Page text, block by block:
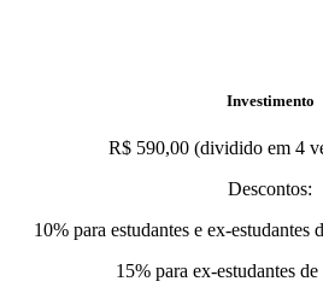
Investimento
R$ 590,00 (dividido em 4
Descontos:
10% para estudantes e ex-estudantes
15% para ex-estudantes de